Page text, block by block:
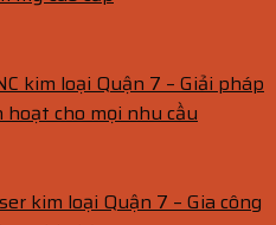
kim loại Quận 7 – Giải pháp
hoạt cho mọi nhu cầu
kim loại Quận 7 – Gia công